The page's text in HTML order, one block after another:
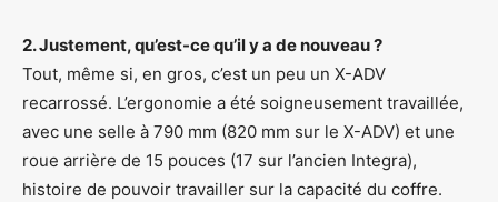
2. Justement, qu’est-ce qu’il y a de nouveau ?
Tout, même si, en gros, c’est un peu un X-ADV
recarrossé. L’ergonomie a été soigneusement travaillée,
avec une selle à 790 mm (820 mm sur le X-ADV) et une
roue arrière de 15 pouces (17 sur l’ancien Integra),
histoire de pouvoir travailler sur la capacité du coffre.